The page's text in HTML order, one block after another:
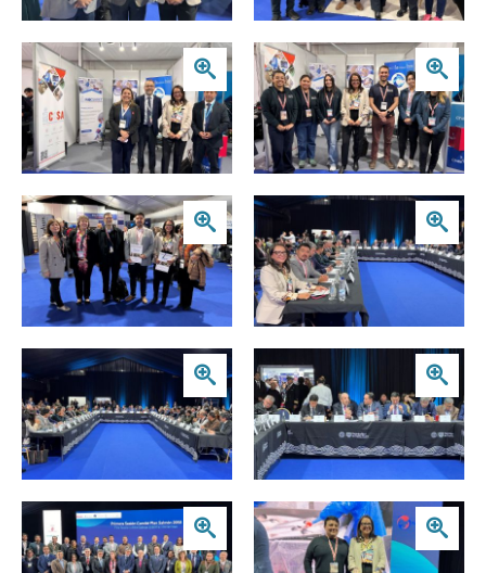
Zoom Zoom
Zoom Zoom
Zoom
Zoom Zoom